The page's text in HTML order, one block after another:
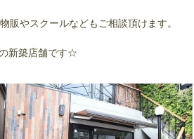
販やスクールなどもご相談頂けます。
新築店舗です☆